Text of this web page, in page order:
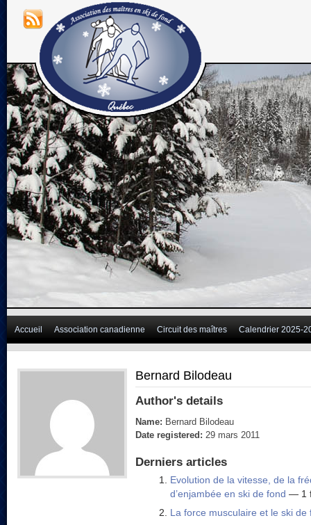
Accueil Association canadienne Circuit des maîtres Calendrier 2025-
Bernard Bilodeau
Author's details
Name: Bernard Bilodeau
Date registered: 29 mars 2011
Derniers articles
Evolution de la vitesse, de la
d’enjambée en ski de fond — 1
La force musculaire et le ski de